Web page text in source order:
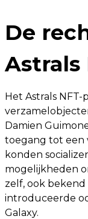
De
Astrals
Het Astrals
Damien
toegang tot een
konden
mogelijkheden
zelf, ook bekend
introduceerde
Galaxy.